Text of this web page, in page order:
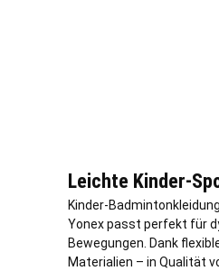
Leichte Kinder-
Kinder-
Yonex passt perfekt für
Bewegungen. Dank
Materialien – in Qualität